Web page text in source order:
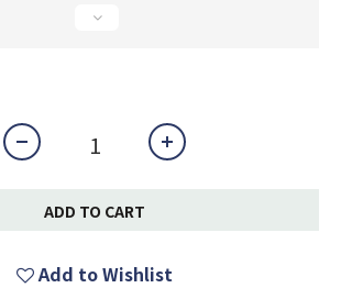
ADD TO CART
Add to Wishlist